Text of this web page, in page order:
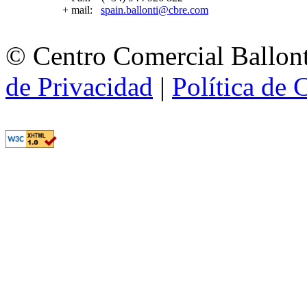
+ mail: spain.ballonti@cbre.com
© Centro Comercial
de Privacidad | Política de